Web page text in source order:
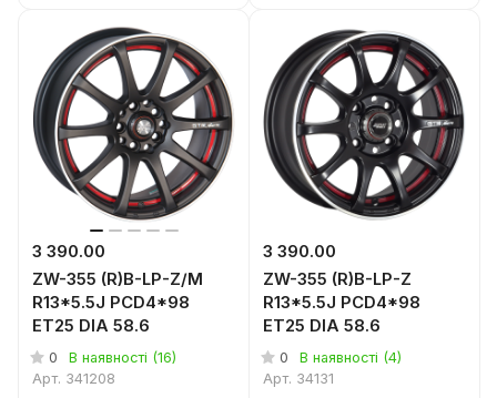
3 390.00
ZW-355 (R)B-LP-Z/M
R13*5.5J PCD4*98
ET25 DIA 58.6
0
В наявності (16)
Арт. 341208
3 390.00
ZW-355 (R)B-LP-Z
R13*5.5J PCD4*98
ET25 DIA 58.6
0
В наявності (4)
Арт. 34131